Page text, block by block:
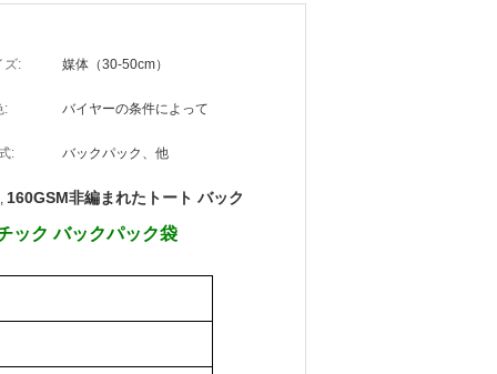
ズ: 媒体（30-50cm）
: バイヤーの条件によって
: バックパック、他
, 160GSM非編まれたトート バック
ック バックパック袋